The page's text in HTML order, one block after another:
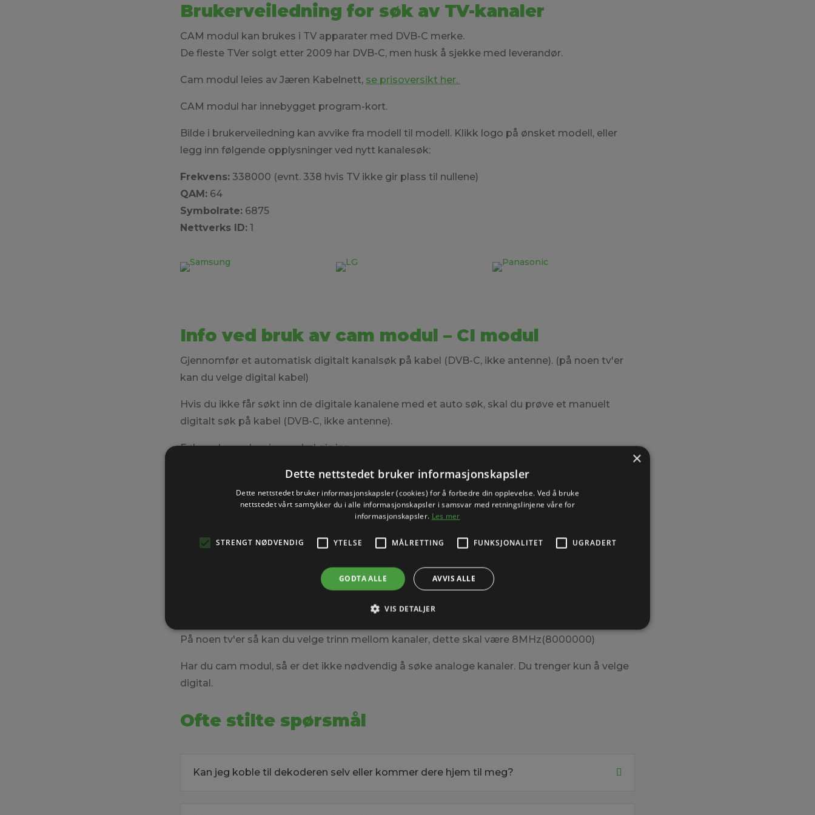
Brukerveiledning for søk av TV-kanaler
CAM modul kan brukes i TV apparater med DVB-C merke.
De fleste TVer solgt etter 2009 har DVB-C, men husk å sjekke med leverandør.
Cam modul leies av Jæren Kabelnett, se prisoversikt her.
CAM modul har innebygget program-kort.
Bilde i brukerveiledning kan avvike fra modell til modell. Klikk logo på ønsket modell, eller
legg inn følgende opplysninger ved nytt kanalesøk:
Frekvens: 338000 (evnt. 338 hvis TV ikke gir plass til nullene)
QAM: 64
Symbolrate: 6875
Nettverks ID: 1
Info ved bruk av cam modul – CI modul
Gjennomfør et automatisk digitalt kanalsøk på kabel (DVB-C, ikke antenne). (på noen tv'er
kan du velge digital kabel)
Hvis du ikke får søkt inn de digitale kanalene med et auto søk, skal du prøve et manuelt
digitalt søk på kabel (DVB-C, ikke antenne).
Følgende opplysninger skal gis inn
338000 (evnt. 338 hvis TV ikke gir plass til nullene)
Symbolrate:6875
Hvis det ser ut til at søket kun består av 5 kanaler, sjekk kanallisten. Hvis den ikke ser OK ut,
På noen tv'er så kan du velge trinn mellom kanaler, dette skal være 8MHz(8000000)
Har du cam modul, så er det ikke nødvendig å søke analoge kanaler. Du trenger kun å velge
digital.
Ofte stilte spørsmål
Kan jeg koble til dekoderen selv eller kommer dere hjem til meg?
×
Dette nettstedet bruker informasjonskapsler
Dette nettstedet bruker informasjonskapsler (cookies) for å forbedre din opplevelse. Ved å bruke
nettstedet vårt samtykker du i alle informasjonskapsler i samsvar med retningslinjene våre for
informasjonskapsler. Les mer
STRENGT NØDVENDIG YTELSE MÅLRETTING FUNKSJONALITET UGRADERT
GODTA ALLE AVVIS ALLE
VIS DETALJER